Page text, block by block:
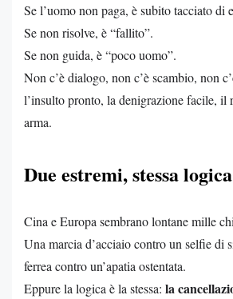
Se l’uomo non paga, è subito tacciato di
Se non risolve, è “fallito”.
Se non guida, è “poco uomo”.
Non c’è dialogo, non c’è scambio, non
l’insulto pronto, la denigrazione facile, il
arma.
Due estremi, stessa logica
Cina e Europa sembrano lontane mille
Una marcia d’acciaio contro un selfie di
ferrea contro un’apatia ostentata.
Eppure la logica è la stessa: la